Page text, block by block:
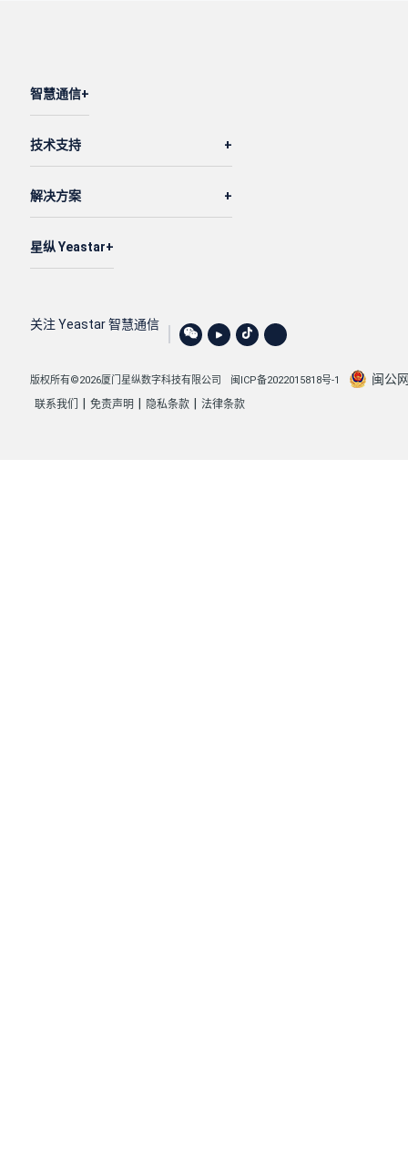
智慧通信
技术支持
解决方案
星纵 Yeastar
关注 Yeastar 智慧通信
版权所有©2026厦门星纵数字科技有限公司 闽ICP备2022015818号-1 闽公
联系我们 免责声明 隐私条款 法律条款